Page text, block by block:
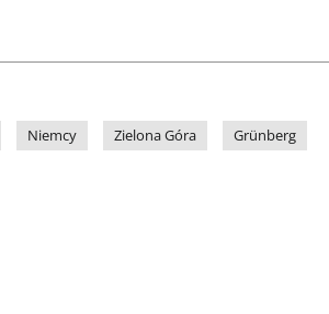
Niemcy Zielona Góra Grünberg